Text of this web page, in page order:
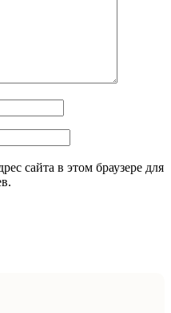
сайта в этом браузере для